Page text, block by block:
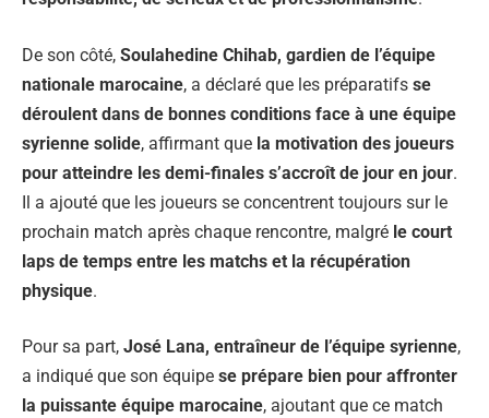
De son côté, Soulahedine Chihab, gardien de l’équipe
nationale marocaine, a déclaré que les préparatifs se
déroulent dans de bonnes conditions face à une équipe
syrienne solide, affirmant que la motivation des joueurs
pour atteindre les demi-finales s’accroît de jour en jour.
Il a ajouté que les joueurs se concentrent toujours sur le
prochain match après chaque rencontre, malgré le court
laps de temps entre les matchs et la récupération
physique.
Pour sa part, José Lana, entraîneur de l’équipe syrienne,
a indiqué que son équipe se prépare bien pour affronter
la puissante équipe marocaine, ajoutant que ce match